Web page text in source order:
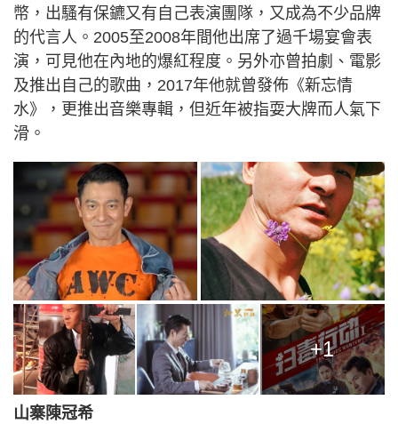
幣，出騷有保鑣又有自己表演團隊，又成為不少品牌
的代言人。2005至2008年間他出席了過千場宴會表
演，可見他在內地的爆紅程度。另外亦曾拍劇、電影
及推出自己的歌曲，2017年他就曾發佈《新忘情
水》，更推出音樂專輯，但近年被指耍大牌而人氣下
滑。
+1
山寨陳冠希